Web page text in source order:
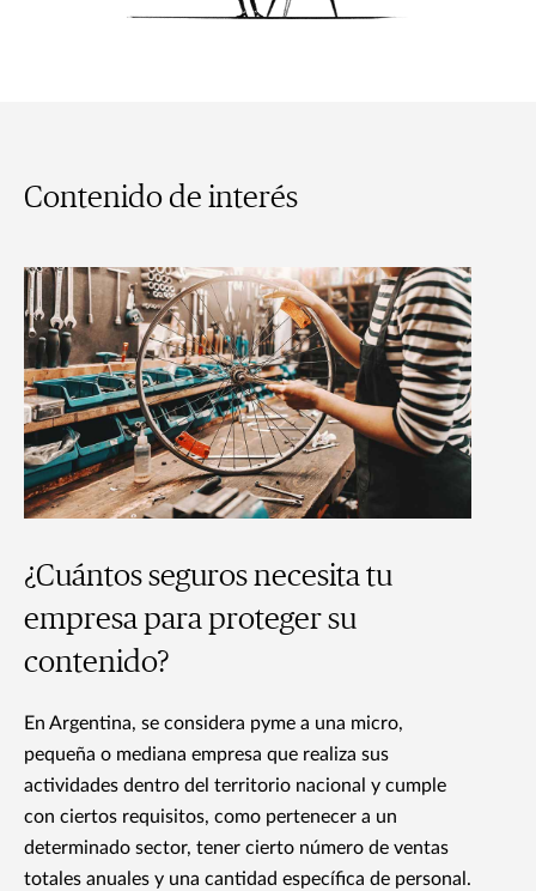
Contenido de interés
¿Cuántos seguros necesita tu
empresa para proteger su
contenido?
En Argentina, se considera pyme a una micro,
pequeña o mediana empresa que realiza sus
actividades dentro del territorio nacional y cumple
con ciertos requisitos, como pertenecer a un
determinado sector, tener cierto número de ventas
totales anuales y una cantidad específica de personal.